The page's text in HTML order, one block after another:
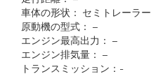
車体の形状： セミトレーラー
原動機の型式： –
エンジン最高出力： –
エンジン排気量： –
トランスミッション：-